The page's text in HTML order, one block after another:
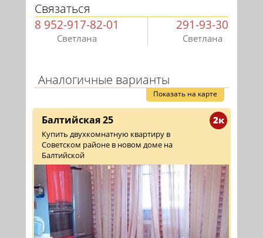
Связаться
8 952-917-82-01
Светлана
291-93-30
Светлана
Аналогичные варианты
Показать на карте
2к
Балтийская 25
Купить двухкомнатную квартиру в
Советском районе в новом доме на
Балтийской